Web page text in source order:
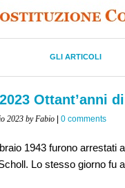
GLI ARTICOLI
Ottant’anni
2023 by Fabio 0 comments
1943 furono arrestati
Lo stesso giorno fu